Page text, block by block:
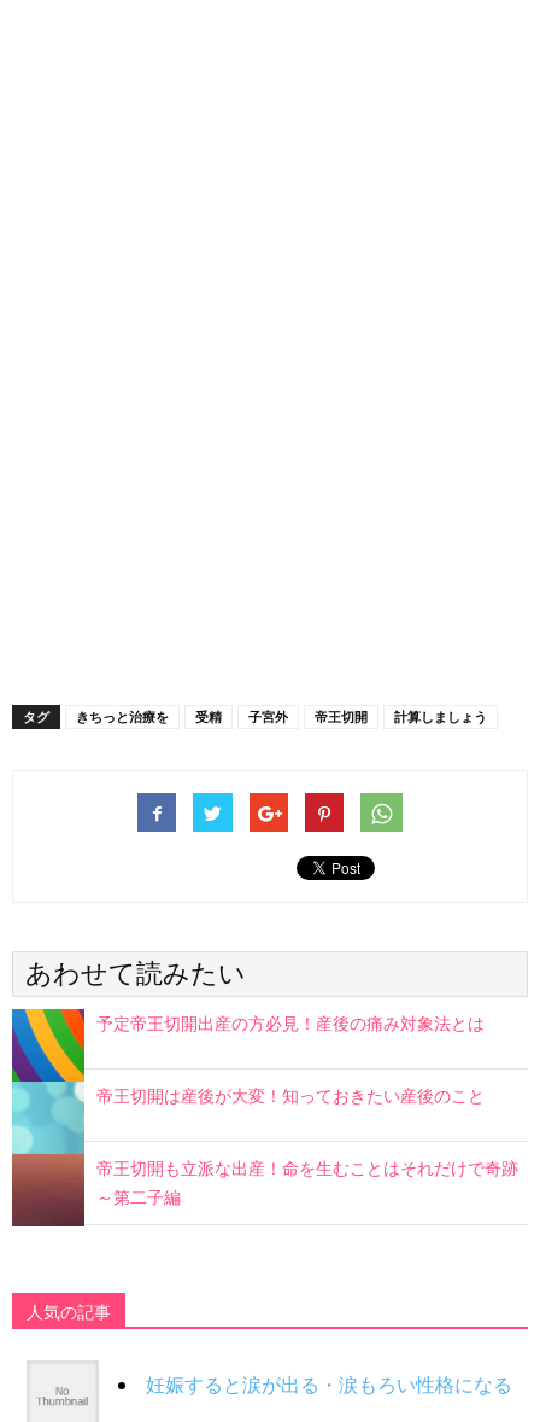
タグ きちっと治療を 受精 子宮外 帝王切開 計算しましょう
あわせて読みたい
予定帝王切開出産の方必見！産後の痛み対象法とは
帝王切開は産後が大変！知っておきたい産後のこと
帝王切開も立派な出産！命を生むことはそれだけで奇跡
～第二子編
人気の記事
妊娠すると涙が出る・涙もろい性格になる